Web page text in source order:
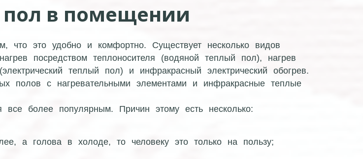
в помещении
что это удобно и комфортно. Существует несколько видов
посредством теплоносителя (водяной теплый пол), нагрев
теплый пол) и инфракрасный электрический обогрев.
полов с нагревательными элементами и инфракрасные теплые
более популярным. Причин этому есть несколько:
а голова в холоде, то человеку это только на пользу;